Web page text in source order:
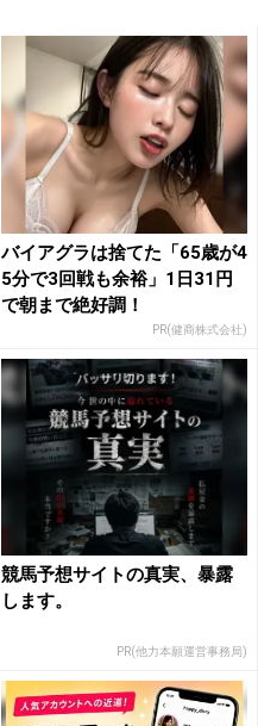
バイアグラは捨てた「65歳が4
5分で3回戦も余裕」1日31円
で朝まで絶好調！
PR(健商株式会社)
競馬予想サイトの真実、暴露
します。
PR(他力本願運営事務局)